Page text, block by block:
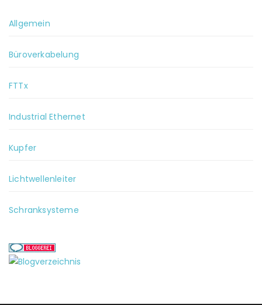
Allgemein
Büroverkabelung
FTTx
Industrial Ethernet
Kupfer
Lichtwellenleiter
Schranksysteme